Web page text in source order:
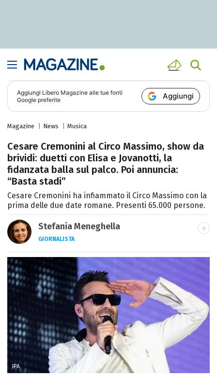
Aggiungi Libero Magazine alle tue fonti
Google preferite
Aggiungi
Magazine News Musica
Cesare Cremonini al Circo Massimo, show da
brividi: duetti con Elisa e Jovanotti, la
fidanzata balla sul palco. Poi annuncia:
“Basta stadi”
Cesare Cremonini ha infiammato il Circo Massimo con la
prima delle due date romane. Presenti 65.000 persone.
Stefania Meneghella
GIORNALISTA
Giornalista pubblicista, scrittrice e critica
d’arte, sono autrice di quattro romanzi e
fondatrice di Kosmo Magazine
IPA